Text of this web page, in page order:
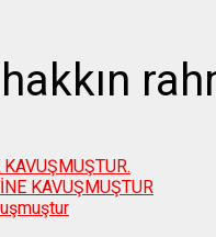
KAVUŞMUŞTUR